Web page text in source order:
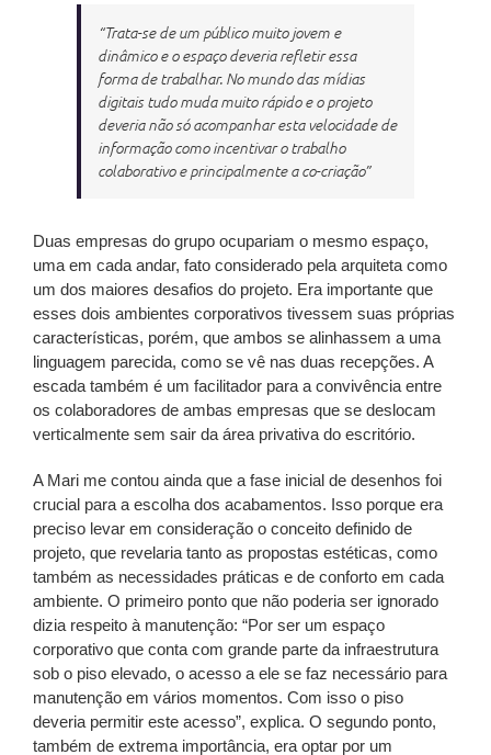
“Trata-se de um público muito jovem e
dinâmico e o espaço deveria refletir essa
forma de trabalhar. No mundo das mídias
digitais tudo muda muito rápido e o projeto
deveria não só acompanhar esta velocidade de
informação como incentivar o trabalho
colaborativo e principalmente a co-criação”
Duas empresas do grupo ocupariam o mesmo espaço,
uma em cada andar, fato considerado pela arquiteta como
um dos maiores desafios do projeto. Era importante que
esses dois ambientes corporativos tivessem suas próprias
características, porém, que ambos se alinhassem a uma
linguagem parecida, como se vê nas duas recepções. A
escada também é um facilitador para a convivência entre
os colaboradores de ambas empresas que se deslocam
verticalmente sem sair da área privativa do escritório.
A Mari me contou ainda que a fase inicial de desenhos foi
crucial para a escolha dos acabamentos. Isso porque era
preciso levar em consideração o conceito definido de
projeto, que revelaria tanto as propostas estéticas, como
também as necessidades práticas e de conforto em cada
ambiente. O primeiro ponto que não poderia ser ignorado
dizia respeito à manutenção: “Por ser um espaço
corporativo que conta com grande parte da infraestrutura
sob o piso elevado, o acesso a ele se faz necessário para
manutenção em vários momentos. Com isso o piso
deveria permitir este acesso”, explica. O segundo ponto,
também de extrema importância, era optar por um